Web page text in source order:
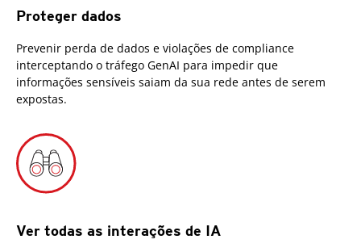
Proteger dados
Prevenir perda de dados e violações de compliance
interceptando o tráfego GenAI para impedir que
informações sensíveis saiam da sua rede antes de serem
expostas.
Ver todas as interações de IA